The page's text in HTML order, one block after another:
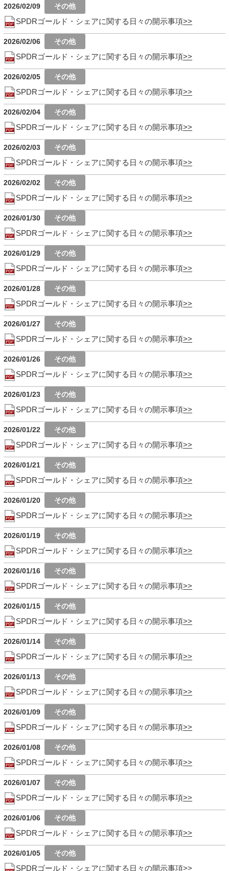
2026/02/09
SPDRゴールド・シェアに関する日々の開示事項
2026/02/06
SPDRゴールド・シェアに関する日々の開示事項
2026/02/05
SPDRゴールド・シェアに関する日々の開示事項
2026/02/04
SPDRゴールド・シェアに関する日々の開示事項
2026/02/03
SPDRゴールド・シェアに関する日々の開示事項
2026/02/02
SPDRゴールド・シェアに関する日々の開示事項
2026/01/30
SPDRゴールド・シェアに関する日々の開示事項
2026/01/29
SPDRゴールド・シェアに関する日々の開示事項
2026/01/28
SPDRゴールド・シェアに関する日々の開示事項
2026/01/27
SPDRゴールド・シェアに関する日々の開示事項
2026/01/26
SPDRゴールド・シェアに関する日々の開示事項
2026/01/23
SPDRゴールド・シェアに関する日々の開示事項
2026/01/22
SPDRゴールド・シェアに関する日々の開示事項
2026/01/21
SPDRゴールド・シェアに関する日々の開示事項
2026/01/20
SPDRゴールド・シェアに関する日々の開示事項
2026/01/19
SPDRゴールド・シェアに関する日々の開示事項
2026/01/16
SPDRゴールド・シェアに関する日々の開示事項
2026/01/15
SPDRゴールド・シェアに関する日々の開示事項
2026/01/14
SPDRゴールド・シェアに関する日々の開示事項
2026/01/13
SPDRゴールド・シェアに関する日々の開示事項
2026/01/09
SPDRゴールド・シェアに関する日々の開示事項
2026/01/08
SPDRゴールド・シェアに関する日々の開示事項
2026/01/07
SPDRゴールド・シェアに関する日々の開示事項
2026/01/06
SPDRゴールド・シェアに関する日々の開示事項
2026/01/05
SPDRゴールド・シェアに関する日々の開示事項